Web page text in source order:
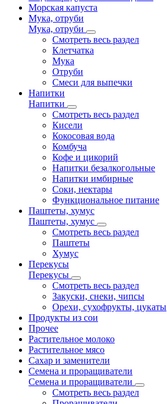
Морская капуста
Мука, отруби
Мука, отруби
Смотреть весь раздел
Клетчатка
Мука
Отруби
Смеси для выпечки
Напитки
Напитки
Смотреть весь раздел
Кисели
Кокосовая вода
Комбуча
Кофе и цикорий
Напитки безалкогольные
Напитки имбирные
Соки, нектары
Функциональное питание
Паштеты, хумус
Паштеты, хумус
Смотреть весь раздел
Паштеты
Хумус
Перекусы
Перекусы
Смотреть весь раздел
Закуски, снеки, чипсы
Орехи, сухофрукты, цукаты
Продукты из сои
Прочее
Растительное молоко
Растительное мясо
Сахар и заменители
Семена и проращиватели
Семена и проращиватели
Смотреть весь раздел